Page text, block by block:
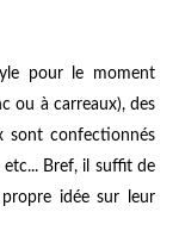
pour le moment
ou à carreaux), des
sont confectionnés
Bref, il suffit de
idée sur leur